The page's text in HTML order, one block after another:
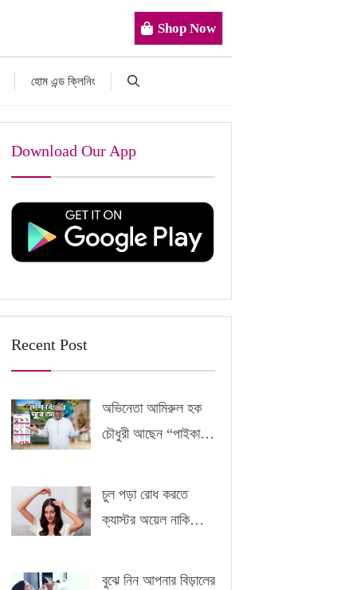
Shop Now
হোম এন্ড ক্লিনিং
Download Our App
Recent Post
অভিনেতা আমিরুল হক
চৌধুরী আছেন “পাইকারী”
চুল পড়া রোধ করতে
ক্যাস্টর অয়েল নাকি
বুঝে নিন আপনার বিড়ালের